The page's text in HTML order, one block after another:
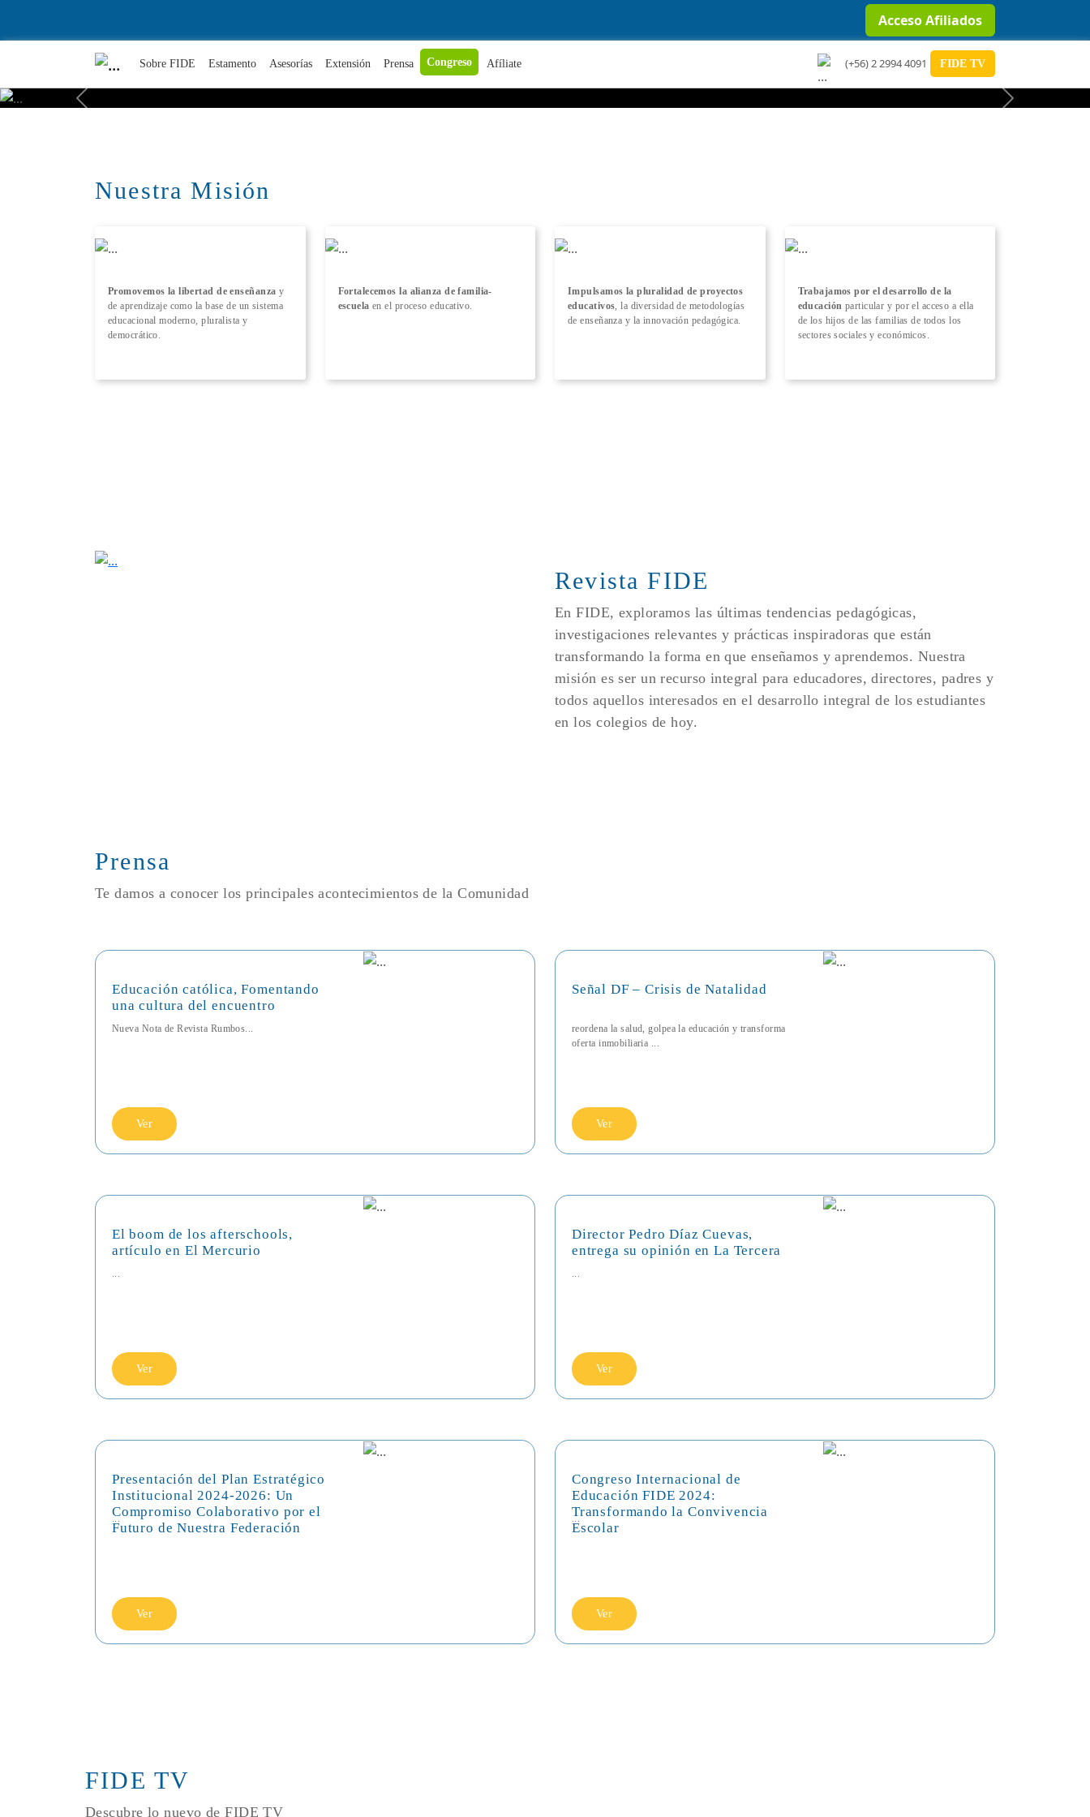
Acceso Afiliados
Sobre FIDE Estamento Asesorías Extensión Prensa Congreso Afíliate (+56) 2 2994 4091 FIDE TV
Previous Next
Nuestra Misión
Promovemos la libertad de enseñanza y
de aprendizaje como la base de un sistema
educacional moderno, pluralista y
democrático.
Fortalecemos la alianza de familia-
escuela en el proceso educativo.
Impulsamos la pluralidad de proyectos
educativos , la diversidad de metodologías
de enseñanza y la innovación pedagógica.
Trabajamos por el desarrollo de la
educación particular y por el acceso a ella
de los hijos de las familias de todos los
sectores sociales y económicos.
Revista FIDE
En FIDE, exploramos las últimas tendencias pedagógicas,
investigaciones relevantes y prácticas inspiradoras que están
transformando la forma en que enseñamos y aprendemos. Nuestra
misión es ser un recurso integral para educadores, directores, padres y
todos aquellos interesados en el desarrollo integral de los estudiantes
en los colegios de hoy.
Prensa
Te damos a conocer los principales acontecimientos de la Comunidad
Educación católica, Fomentando
una cultura del encuentro
Nueva Nota de Revista Rumbos...
Ver
Señal DF – Crisis de Natalidad
reordena la salud, golpea la educación y transforma
oferta inmobiliaria ...
Ver
El boom de los afterschools,
artículo en El Mercurio
Ver
Director Pedro Díaz Cuevas,
entrega su opinión en La Tercera
Ver
Presentación del Plan Estratégico
Institucional 2024-2026: Un
Compromiso Colaborativo por el
Futuro de Nuestra Federación
...
Ver
Congreso Internacional de
Educación FIDE 2024:
Transformando la Convivencia
Escolar
...
Ver
FIDE TV
Descubre lo nuevo de FIDE TV